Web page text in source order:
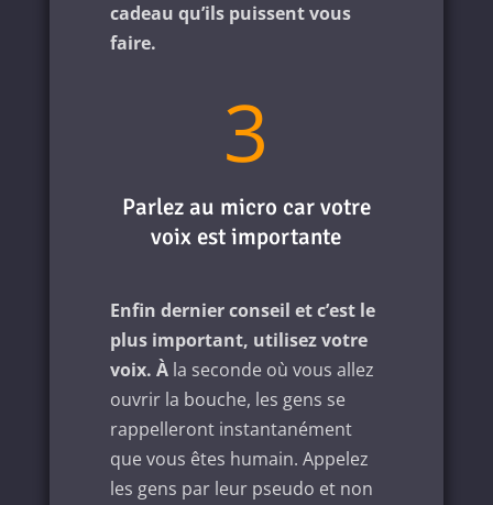
cadeau qu’ils puissent vous
faire.
3
Parlez au micro car votre
voix est importante
Enfin dernier conseil et c’est le
plus important, utilisez votre
voix. Àla seconde où vous allez
ouvrir la bouche, les gens se
rappelleront instantanément
que vous êtes humain. Appelez
les gens par leur pseudo et non